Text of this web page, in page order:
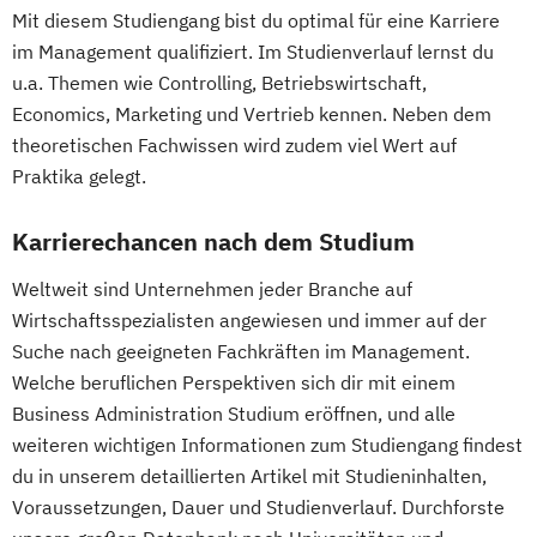
Gender Studies
Geographie
Geographie und Wirtschaftskunde
(Lehramt)
Geosciences Geospatial Technologies
Geowissenschaften
Geschichte des südöstlichen Europa
Sozialkunde und Politische Bildung
(Lehramt)
Global Studies
Global Studies on Management and
Information Science (GLOMIS)
Griechisch Griechisch (Lehramt)
Grundlagen theologischer Wissenschaft
Mit diesem Studiengang bist du optimal für eine Karriere
im Management qualifiziert. Im Studienverlauf lernst du
u.a. Themen wie Controlling, Betriebswirtschaft,
Economics, Marketing und Vertrieb kennen. Neben dem
theoretischen Fachwissen wird zudem viel Wert auf
Praktika gelegt.
Karrierechancen nach dem Studium
Weltweit sind Unternehmen jeder Branche auf
Wirtschaftsspezialisten angewiesen und immer auf der
Suche nach geeigneten Fachkräften im Management.
Welche beruflichen Perspektiven sich dir mit einem
Business Administration Studium eröffnen, und alle
weiteren wichtigen Informationen zum Studiengang findest
du in unserem detaillierten Artikel mit Studieninhalten,
Voraussetzungen, Dauer und Studienverlauf. Durchforste